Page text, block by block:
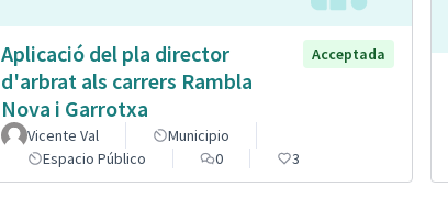
Aplicació del pla director
d'arbrat als carrers Rambla
Nova i Garrotxa
Acceptada
Vicente Val
Municipio
Espacio Público
0 3